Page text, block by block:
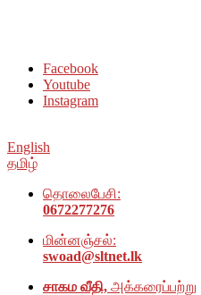
Facebook
Youtube
Instagram
English
தமிழ்
தொலைபேசி:
0672277276
மின்னஞ்சல்:
swoad@sltnet.lk
சாகம வீதி, அக்கரைப்பற்று